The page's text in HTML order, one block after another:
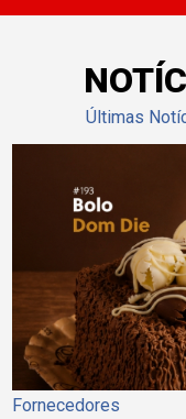
Últimas
Fornecedores